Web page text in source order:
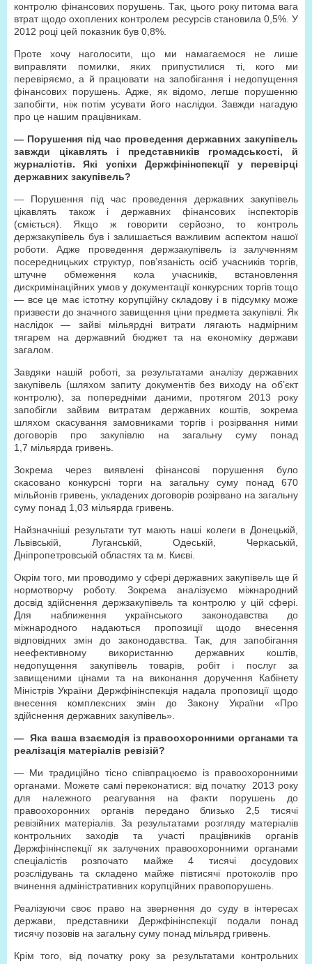
контролю фінансових порушень. Так, цього року питома вага
втрат щодо охоплених контролем ресурсів становила 0,5%. У
2012 році цей показник був 0,8%.
Проте хочу наголосити, що ми намагаємося не лише
виправляти помилки, яких припустилися ті, кого ми
перевіряємо, а й працювати на запобігання і недопущення
фінансових порушень. Адже, як відомо, легше порушенню
запобігти, ніж потім усувати його наслідки. Завжди нагадую
про це нашим працівникам.
— Порушення під час проведення державних закупівель
завжди цікавлять і представників громадськості, й
журналістів. Які успіхи Держфінінспекції у перевірці
державних закупівель?
— Порушення під час проведення державних закупівель
цікавлять також і державних фінансових інспекторів
(сміється). Якщо ж говорити серйозно, то контроль
держзакупівель був і залишається важливим аспектом нашої
роботи. Адже проведення держзакупівель із залученням
посередницьких структур, пов’язаність осіб учасників торгів,
штучне обмеження кола учасників, встановлення
дискримінаційних умов у документації конкурсних торгів тощо
— все це має істотну корупційну складову і в підсумку може
призвести до значного завищення ціни предмета закупівлі. Як
наслідок — зайві мільярдні витрати лягають надмірним
тягарем на державний бюджет та на економіку держави
загалом.
Завдяки нашій роботі, за результатами аналізу державних
закупівель (шляхом запиту документів без виходу на об’єкт
контролю), за попередніми даними, протягом 2013 року
запобігли зайвим витратам державних коштів, зокрема
шляхом скасування замовниками торгів і розірвання ними
договорів про закупівлю на загальну суму понад
1,7 мільярда гривень.
Зокрема через виявлені фінансові порушення було
скасовано конкурсні торги на загальну суму понад 670
мільйонів гривень, укладених договорів розірвано на загальну
суму понад 1,03 мільярда гривень.
Найзначніші результати тут мають наші колеги в Донецькій,
Львівській, Луганській, Одеській, Черкаській,
Дніпропетровській областях та м. Києві.
Окрім того, ми проводимо у сфері державних закупівель ще й
нормотворчу роботу. Зокрема аналізуємо міжнародний
досвід здійснення держзакупівель та контролю у цій сфері.
Для наближення українського законодавства до
міжнародного надаються пропозиції щодо внесення
відповідних змін до законодавства. Так, для запобігання
неефективному використанню державних коштів,
недопущення закупівель товарів, робіт і послуг за
завищеними цінами та на виконання доручення Кабінету
Міністрів України Держфінінспекція надала пропозиції щодо
внесення комплексних змін до Закону України «Про
здійснення державних закупівель».
— Яка ваша взаємодія із правоохоронними органами та
реалізація матеріалів ревізій?
— Ми традиційно тісно співпрацюємо із правоохоронними
органами. Можете самі переконатися: від початку 2013 року
для належного реагування на факти порушень до
правоохоронних органів передано близько 2,5 тисячі
ревізійних матеріалів. За результатами розгляду матеріалів
контрольних заходів та участі працівників органів
Держфінінспекції як залучених правоохоронними органами
спеціалістів розпочато майже 4 тисячі досудових
розслідувань та складено майже півтисячі протоколів про
вчинення адміністративних корупційних правопорушень.
Реалізуючи своє право на звернення до суду в інтересах
держави, представники Держфінінспекції подали понад
тисячу позовів на загальну суму понад мільярд гривень.
Крім того, від початку року за результатами контрольних